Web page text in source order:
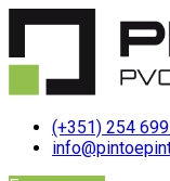
(+351) 254